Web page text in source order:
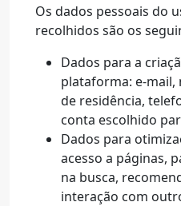
Os dados pessoais do
recolhidos são os
Dados para a
plataforma: e-mail,
de residência,
conta escolhido
Dados para
acesso a páginas,
na busca,
interação com